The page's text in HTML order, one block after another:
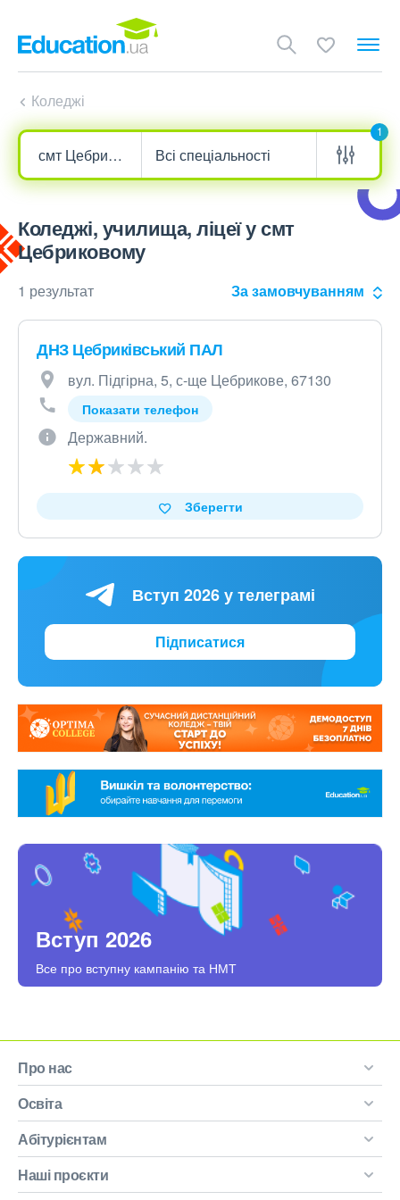
Коледжі
1
Коледжі, училища, ліцеї у смт
Цебриковому
1 результат За замовчуванням
ДНЗ Цебриківський ПАЛ
вул. Підгірна, 5, с-ще Цебрикове, 67130
Показати телефон
Державний.
Зберегти
Вступ 2026 у телеграмі
Підписатися
Вступ 2026
Все про вступну кампанію та НМТ
Про нас
Освіта
Абітурієнтам
Наші проєкти